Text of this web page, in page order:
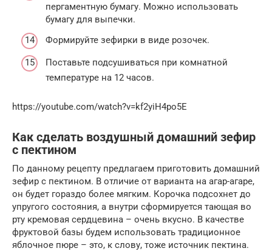
пергаментную бумагу. Можно использовать
бумагу для выпечки.
Формируйте зефирки в виде розочек.
Поставьте подсушиваться при комнатной
температуре на 12 часов.
https://youtube.com/watch?v=kf2yiH4po5E
Как сделать воздушный домашний зефир
с пектином
По данному рецепту предлагаем приготовить домашний
зефир с пектином. В отличие от варианта на агар-агаре,
он будет гораздо более мягким. Корочка подсохнет до
упругого состояния, а внутри сформируется тающая во
рту кремовая сердцевина – очень вкусно. В качестве
фруктовой базы будем использовать традиционное
яблочное пюре – это, к слову, тоже источник пектина.